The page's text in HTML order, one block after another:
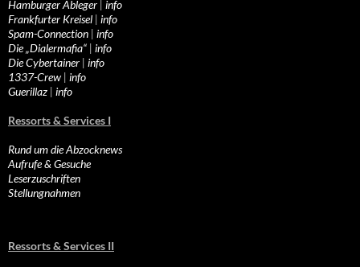
Hamburger Ableger | info
Frankfurter Kreisel | info
Spam-Connection | info
Die „Dialermafia“ | info
Die Cybertainer | info
1337-Crew | info
Guerillaz | info
Ressorts & Services I
Rund um die Abzocknews
Aufrufe & Gesuche
Leserzuschriften
Stellungnahmen
Ressorts & Services II